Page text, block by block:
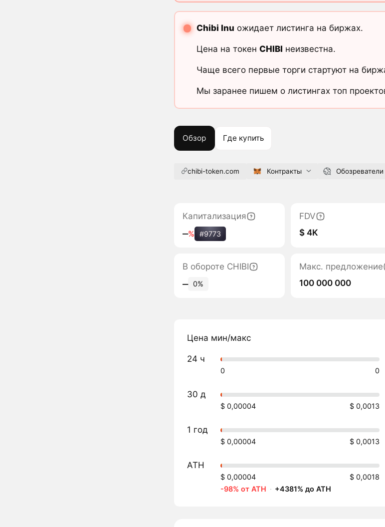
Chibi Inu ожидает листинга на биржах.
Цена на токен CHIBI неизвестна.
Чаще всего первые торги стартуют на
Мы заранее пишем о листингах топ
Обзор Где купить
chibi-token.com Контракты Обозреватели
Капитализация
‒% #9773
FDV
$ 4K
В обороте CHIBI
‒ 0%
Макс. предложение
100 000 000
Цена мин/макс
24 ч
0 0
30 д
$ 0,00004 $ 0,0013
1 год
$ 0,00004 $ 0,0013
ATH
$ 0,00004
$ 0,0018
-98% от ATH · +4381% до ATH